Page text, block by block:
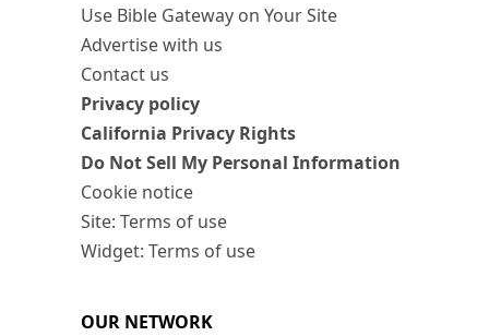
Use Bible Gateway on Your Site
Advertise with us
Contact us
Privacy policy
California Privacy Rights
Do Not Sell My Personal Information
Cookie notice
Site: Terms of use
Widget: Terms of use
OUR NETWORK